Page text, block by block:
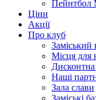
Пейнтбол
Ціни
Акції
Про клуб
Заміський
Місця для
Наші
Зала слави
Заміські